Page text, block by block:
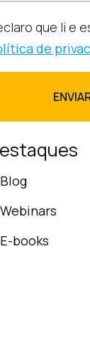
que li e
de
Blog
Webinars
E-books